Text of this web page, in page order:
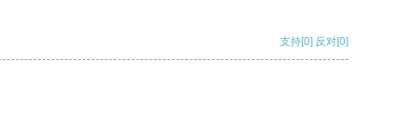
支持[0] 反对[0]